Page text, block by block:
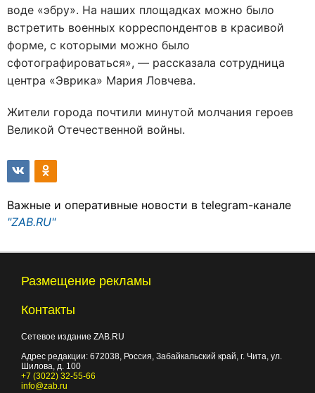
воде «эбру». На наших площадках можно было
встретить военных корреспондентов в красивой
форме, с которыми можно было
сфотографироваться», — рассказала сотрудница
центра «Эврика» Мария Ловчева.
Жители города почтили минутой молчания героев
Великой Отечественной войны.
Важные и оперативные новости в telegram-канале
"ZAB.RU"
Размещение рекламы
Контакты
Сетевое издание ZAB.RU
Адрес редакции: 672038, Россия, Забайкальский край, г. Чита, ул.
Шилова, д. 100
+7 (3022) 32-55-66
info@zab.ru